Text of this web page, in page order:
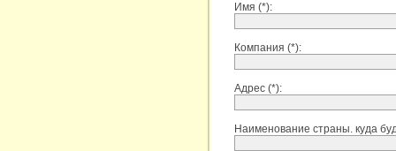
Имя (*):
Компания (*):
Адрес (*):
Наименование страны. куда